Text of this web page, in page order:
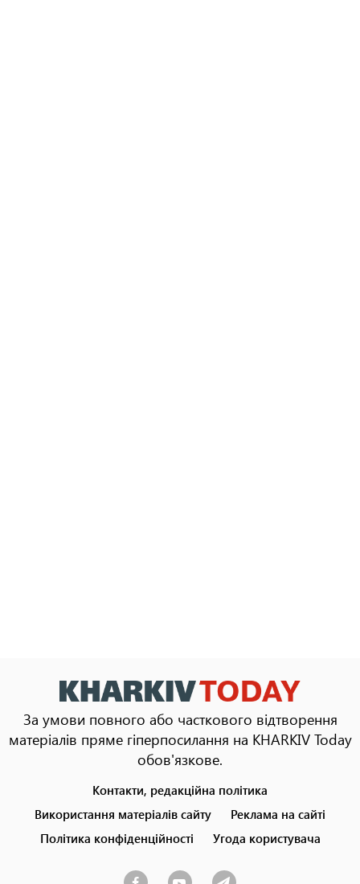
За умови повного або часткового відтворення
матеріалів пряме гіперпосилання на KHARKIV Today
обов'язкове.
menu
Контакти, редакційна політика
Використання матеріалів сайту
Реклама на сайті
Політика конфіденційності
Угода користувача